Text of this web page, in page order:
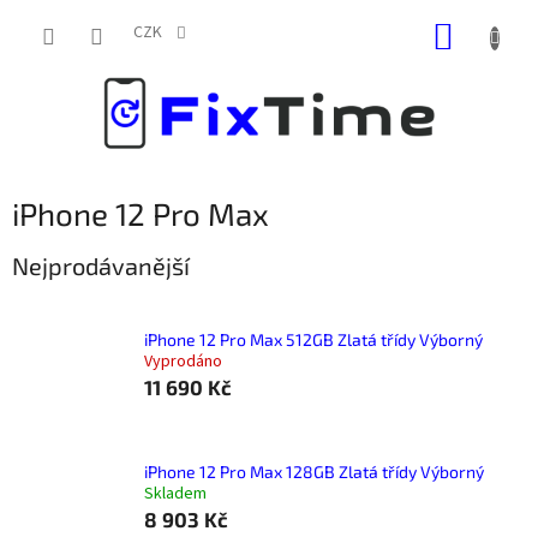
CZK
iPhone 12 Pro Max
Nejprodávanější
iPhone 12 Pro Max 512GB Zlatá třídy Výborný
Vyprodáno
11 690 Kč
iPhone 12 Pro Max 128GB Zlatá třídy Výborný
Skladem
8 903 Kč